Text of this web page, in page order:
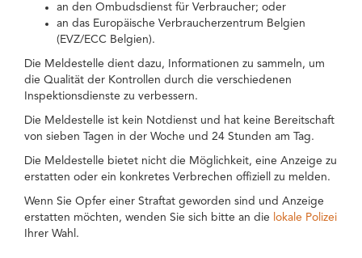
an den Ombudsdienst für Verbraucher; oder
an das Europäische Verbraucherzentrum Belgien
(EVZ/ECC Belgien).
Die Meldestelle dient dazu, Informationen zu sammeln, um
die Qualität der Kontrollen durch die verschiedenen
Inspektionsdienste zu verbessern.
Die Meldestelle ist kein Notdienst und hat keine Bereitschaft
von sieben Tagen in der Woche und 24 Stunden am Tag.
Die Meldestelle bietet nicht die Möglichkeit, eine Anzeige zu
erstatten oder ein konkretes Verbrechen offiziell zu melden.
Wenn Sie Opfer einer Straftat geworden sind und Anzeige
erstatten möchten, wenden Sie sich bitte an die lokale Polizei
Ihrer Wahl.